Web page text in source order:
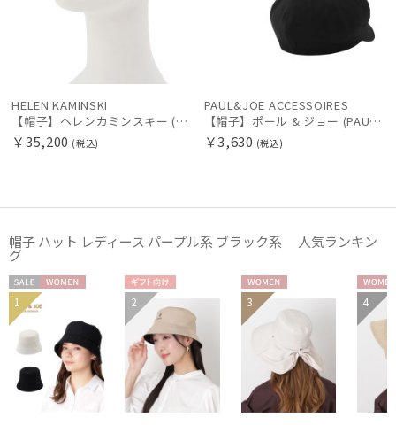
HELEN KAMINSKI
【帽子】ヘレンカミンスキー (HELEN KAMINSKI) Medea
￥35,200 (税込)
PAUL&JOE ACCESSOIRES
【帽子】ポール & ジョー (PAUL & JOE ACCESSOIRES) ロゴプレート 無地 キャスケット 【公式ムーンバット】 レディース
￥3,630 (税込)
帽子 ハット レディース パープル系 ブラック系 人気ランキン
グ
セー
ル
WOME
1
ギフト
向け
WOME
N
2
WOME
N
3
N
4